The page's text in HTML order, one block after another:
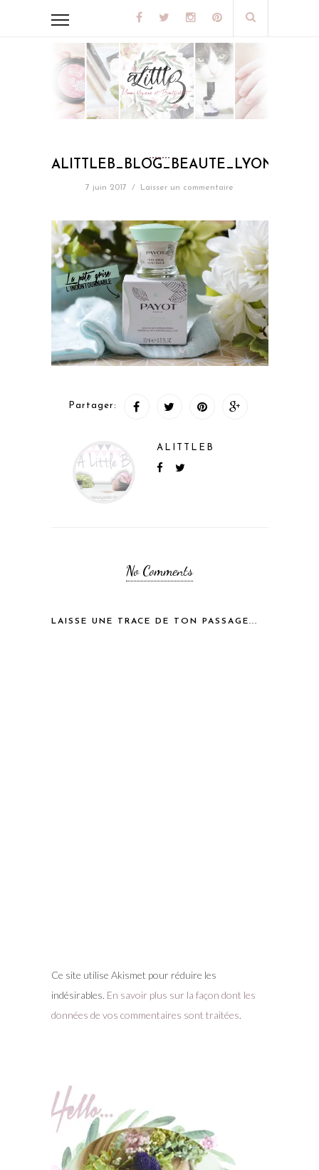
7 juin 2017 / Laisser un commentaire
Partager:
ALITTLEB
No Comments
LAISSE UNE TRACE DE TON PASSAGE...
Ce site utilise Akismet pour réduire les
indésirables. En savoir plus sur la façon dont les
données de vos commentaires sont traitées.